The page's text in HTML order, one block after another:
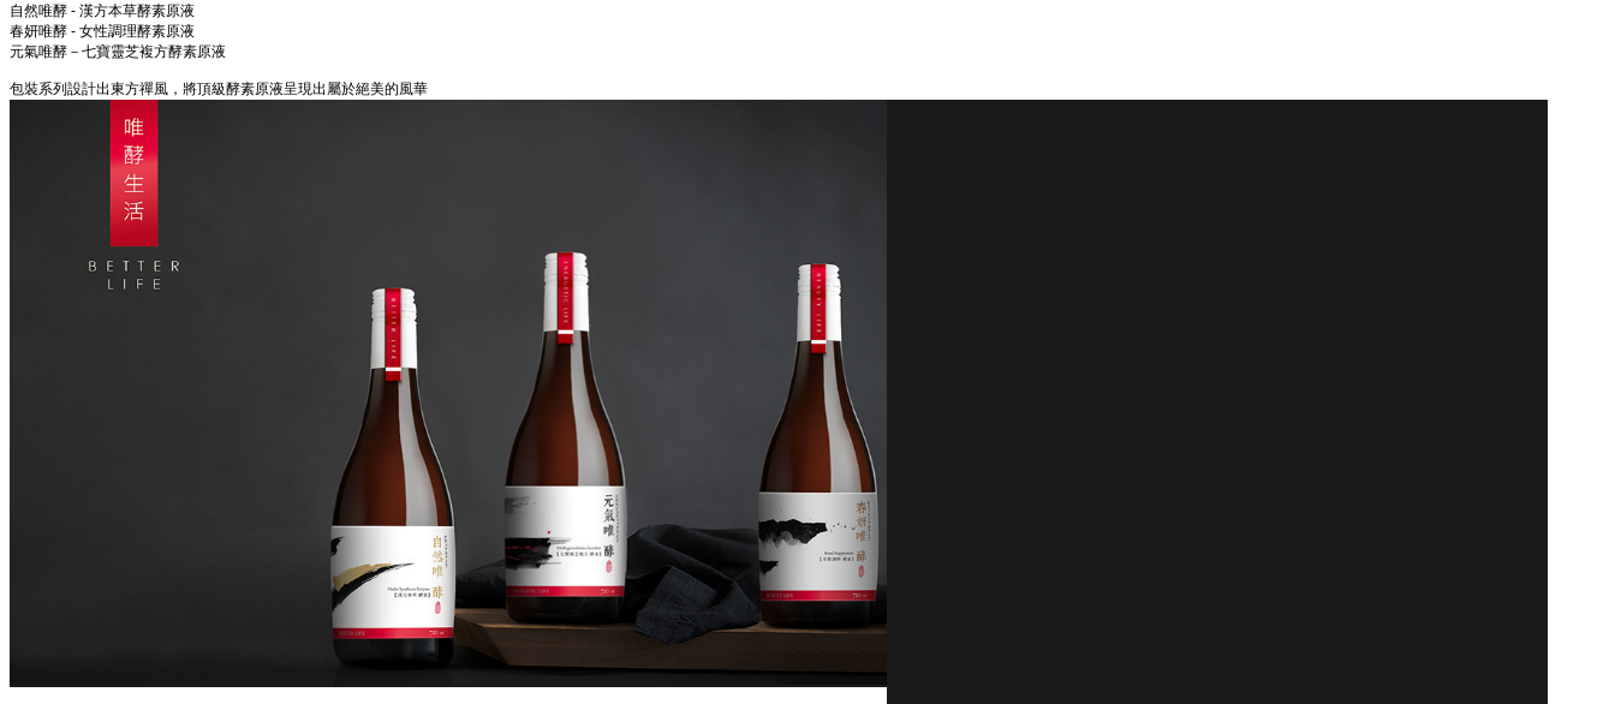
自然唯酵 - 漢方本草酵素原液
春妍唯酵 - 女性調理酵素原液
元氣唯酵－七寶靈芝複方酵素原液
包裝系列設計出東方禪風，將頂級酵素原液呈現出屬於絕美的風華